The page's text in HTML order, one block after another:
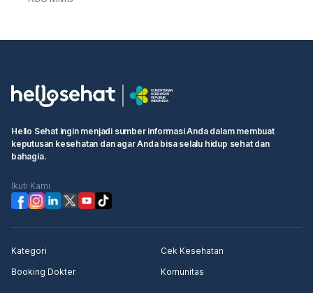
Hello Sehat ingin menjadi sumber informasi Anda dalam membuat
keputusan kesehatan dan agar Anda bisa selalu hidup sehat dan
bahagia.
Ikuti Kami
Kategori
Cek Kesehatan
Booking Dokter
Komunitas